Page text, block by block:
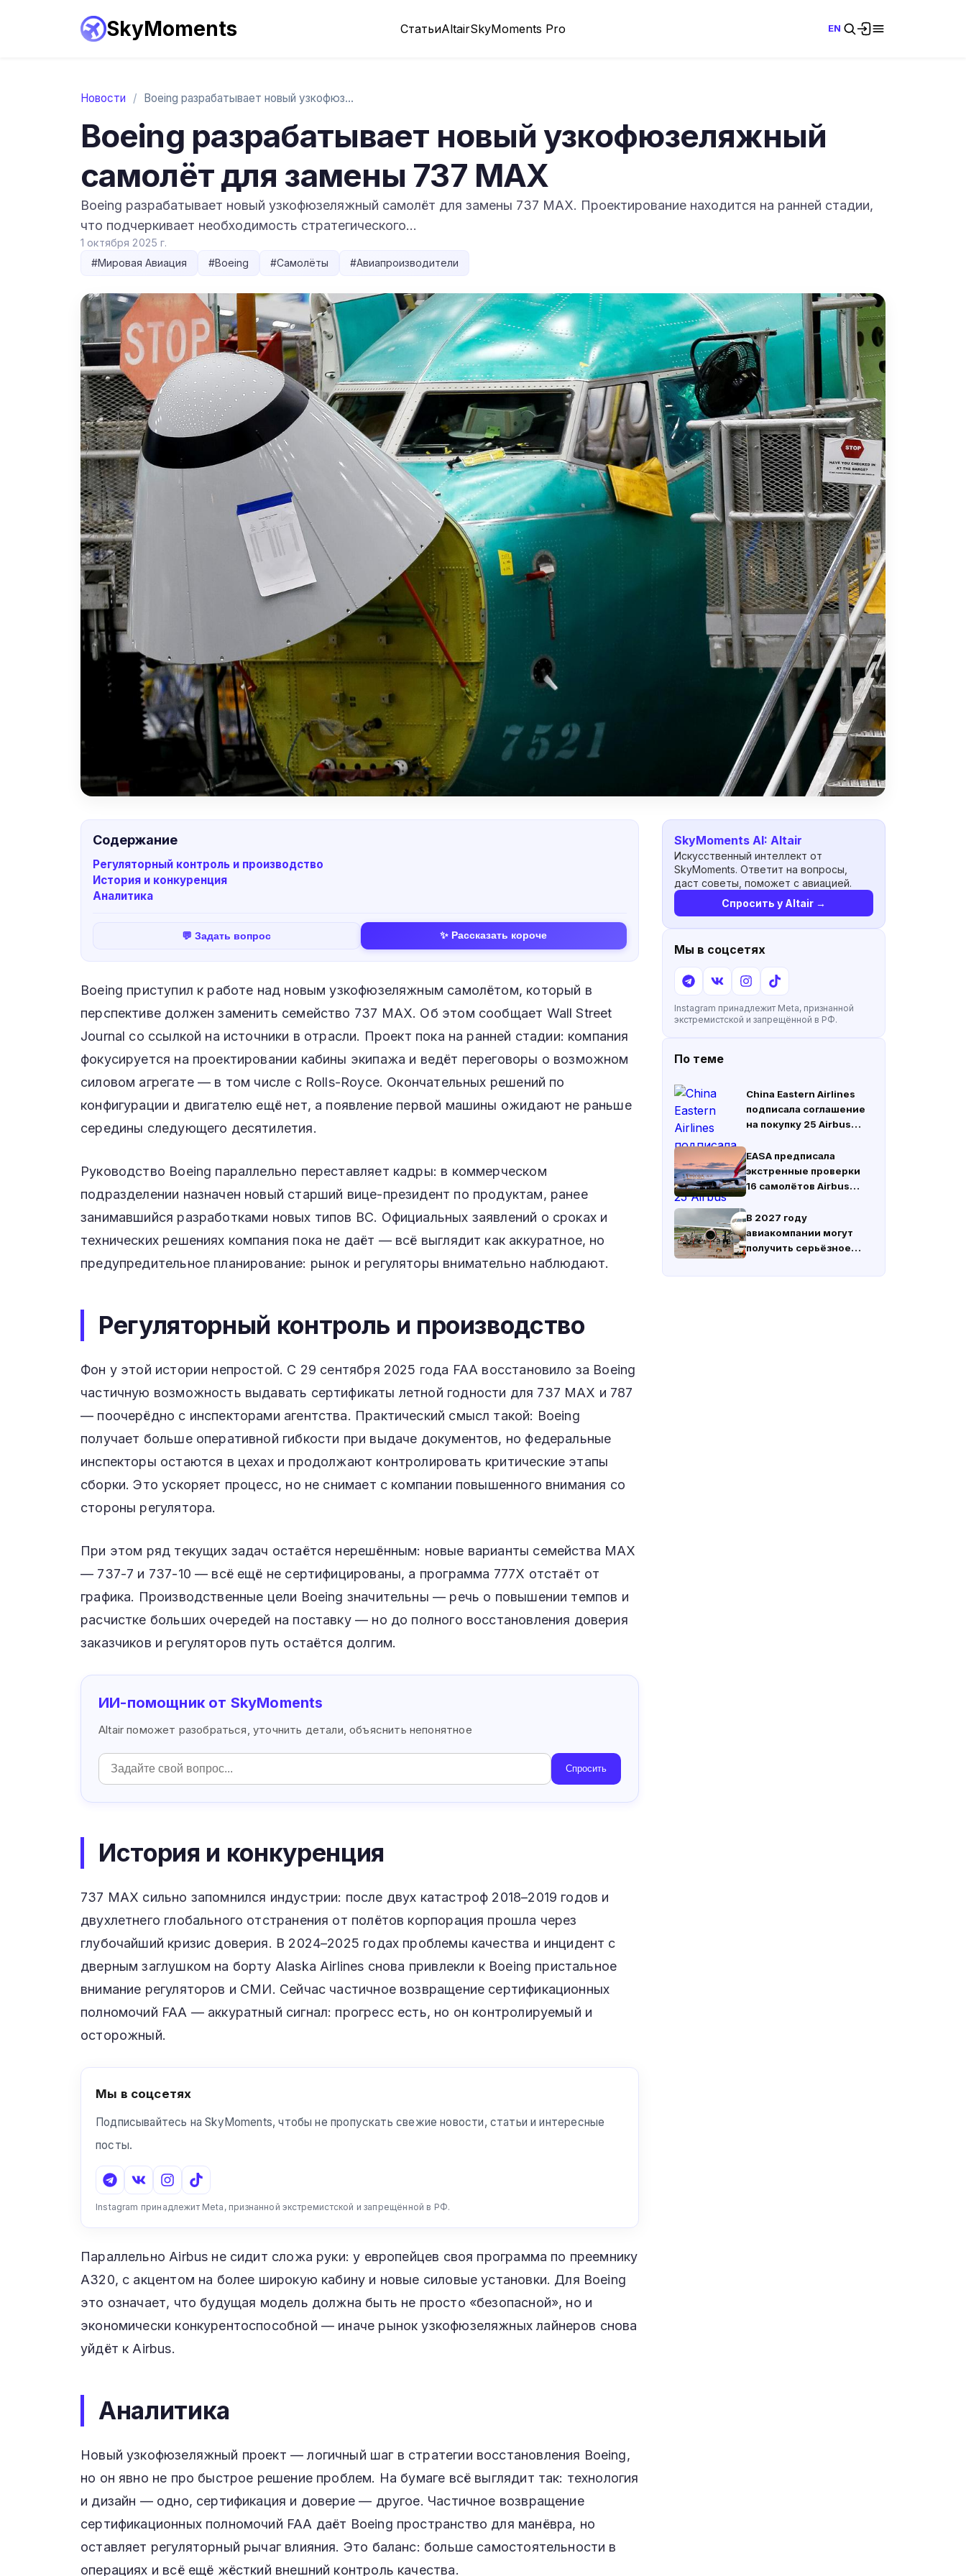
SkyMoments СтатьиAltairSkyMoments Pro EN
Новости / Boeing разрабатывает новый узкофюзеляжны...
Boeing разрабатывает новый узкофюзеляжный
самолёт для замены 737 MAX
Boeing разрабатывает новый узкофюзеляжный самолёт для замены 737 MAX. Проектирование находится на ранней стадии,
что подчеркивает необходимость стратегического…
1 октября 2025 г.
#Мировая Авиация #Boeing #Самолёты #Авиапроизводители
Содержание
Регуляторный контроль и производство
История и конкуренция
Аналитика
💬 Задать вопрос ✨ Рассказать короче
Boeing приступил к работе над новым узкофюзеляжным самолётом, который в
перспективе должен заменить семейство 737 MAX. Об этом сообщает Wall Street
Journal со ссылкой на источники в отрасли. Проект пока на ранней стадии: компания
фокусируется на проектировании кабины экипажа и ведёт переговоры о возможном
силовом агрегате — в том числе с Rolls-Royce. Окончательных решений по
конфигурации и двигателю ещё нет, а появление первой машины ожидают не раньше
середины следующего десятилетия.
Руководство Boeing параллельно переставляет кадры: в коммерческом
подразделении назначен новый старший вице-президент по продуктам, ранее
занимавшийся разработками новых типов ВС. Официальных заявлений о сроках и
технических решениях компания пока не даёт — всё выглядит как аккуратное, но
предупредительное планирование: рынок и регуляторы внимательно наблюдают.
Регуляторный контроль и производство
Фон у этой истории непростой. С 29 сентября 2025 года FAA восстановило за Boeing
частичную возможность выдавать сертификаты летной годности для 737 MAX и 787
— поочерёдно с инспекторами агентства. Практический смысл такой: Boeing
получает больше оперативной гибкости при выдаче документов, но федеральные
инспекторы остаются в цехах и продолжают контролировать критические этапы
сборки. Это ускоряет процесс, но не снимает с компании повышенного внимания со
стороны регулятора.
При этом ряд теку­­щих задач остаётся нерешённым: новые варианты семейства MAX
— 737-7 и 737-10 — всё ещё не сертифицированы, а программа 777X отстаёт от
графика. Производственные цели Boeing значительны — речь о повышении темпов и
расчистке больших очередей на поставку — но до полного восстановления доверия
заказчиков и регуляторов путь остаётся долгим.
ИИ-помощник от SkyMoments
Altair поможет разобраться, уточнить детали, объяснить непонятное
Спросить
История и конкуренция
737 MAX сильно запомнился индустрии: после двух катастроф 2018–2019 годов и
двухлетнего глобального отстранения от полётов корпорация прошла через
глубочайший кризис доверия. В 2024–2025 годах проблемы качества и инцидент с
дверным заглушком на борту Alaska Airlines снова привлекли к Boeing пристальное
внимание регуляторов и СМИ. Сейчас частичное возвращение сертификационных
полномочий FAA — аккуратный сигнал: прогресс есть, но он контролируемый и
осторожный.
Мы в соцсетях
Подписывайтесь на SkyMoments, чтобы не пропускать свежие новости, статьи и интересные
посты.
Instagram принадлежит Meta, признанной экстремистской и запрещённой в РФ.
Параллельно Airbus не сидит сложа руки: у европейцев своя программа по преемнику
A320, с акцентом на более широкую кабину и новые силовые установки. Для Boeing
это означает, что будущая модель должна быть не просто «безопасной», но и
экономически конкурентоспособной — иначе рынок узкофюзеляжных лайнеров снова
уйдёт к Airbus.
Аналитика
Новый узкофюзеляжный проект — логичный шаг в стратегии восстановления Boeing,
но он явно не про быстрое решение проблем. На бумаге всё выглядит так: технология
и дизайн — одно, сертификация и доверие — другое. Частичное возвращение
сертификационных полномочий FAA даёт Boeing пространство для манёвра, но
оставляет регуляторный рычаг влияния. Это баланс: больше самостоятельности в
операциях и всё ещё жёсткий внешний контроль качества.
SkyMoments AI: Altair
Искусственный интеллект от
SkyMoments. Ответит на вопросы,
даст советы, поможет с авиацией.
Спросить у Altair →
Мы в соцсетях
Instagram принадлежит Meta, признанной
экстремистской и запрещённой в РФ.
По теме
China Eastern Airlines
подписала соглашение
на покупку 25 Airbus
EASA предписала
экстренные проверки
16 самолётов Airbus
лонжеронах крыла
В 2027 году
авиакомпании могут
получить серьёзное
топливо